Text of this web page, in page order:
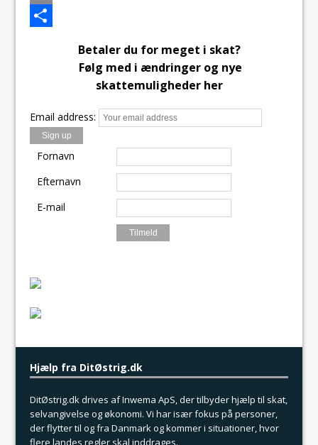
c
k
a
o
E
e
Betaler du for meget i skat?
Følg med i ændringer og nye
skattemuligheder her
Email address:
Fornavn
Efternavn
E-mail
Hjælp fra DitØstrig.dk
DitØstrig.dk drives af Inwema ApS, der tilbyder hjælp til skat,
selvangivelse og økonomi. Vi har især fokus på personer,
der flytter til og fra Danmark og kommer i situationer, hvor
flere landes regler skal inddrages.